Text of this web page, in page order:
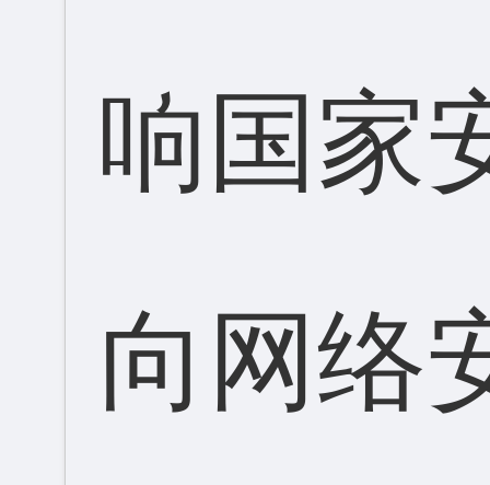
响国家
向网络